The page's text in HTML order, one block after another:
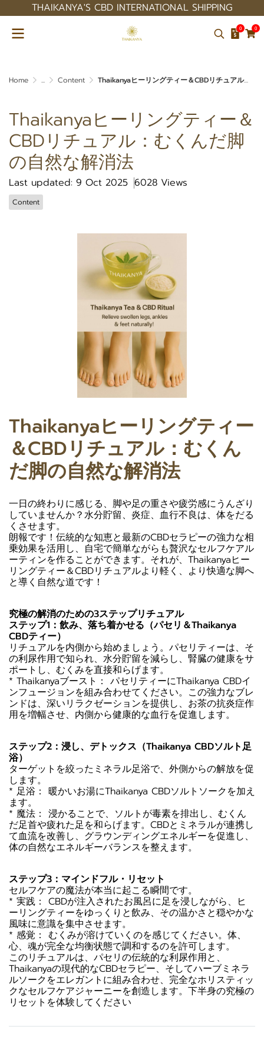
THAIKANYA'S CBD INTERNATIONAL SHIPPING
0 0
Home ... Content Thaikanyaヒーリングティー＆CBDリチュアル：むくんだ脚の自然な解消法
Thaikanyaヒーリングティー＆
CBDリチュアル：むくんだ脚
の自然な解消法
Last updated: 9 Oct 2025 6028 Views
Content
Thaikanyaヒーリングティー
＆CBDリチュアル：むくん
だ脚の自然な解消法
一日の終わりに感じる、脚や足の重さや疲労感にうんざり
していませんか？水分貯留、炎症、血行不良は、体をだる
くさせます。
朗報です！伝統的な知恵と最新のCBDセラピーの強力な相
乗効果を活用し、自宅で簡単ながらも贅沢なセルフケアル
ーティンを作ることができます。それが、Thaikanyaヒー
リングティー＆CBDリチュアルより軽く、より快適な脚へ
と導く自然な道です！
究極の解消のための3ステップリチュアル
ステップ1：飲み、落ち着かせる（パセリ＆Thaikanya
CBDティー）
リチュアルを内側から始めましょう。パセリティーは、そ
の利尿作用で知られ、水分貯留を減らし、腎臓の健康をサ
ポートし、むくみを直接和らげます。
* Thaikanyaブースト： パセリティーにThaikanya CBDイ
ンフュージョンを組み合わせてください。この強力なブレ
ンドは、深いリラクゼーションを提供し、お茶の抗炎症作
用を増幅させ、内側から健康的な血行を促進します。
ステップ2：浸し、デトックス（Thaikanya CBDソルト足
浴）
ターゲットを絞ったミネラル足浴で、外側からの解放を促
します。
* 足浴： 暖かいお湯にThaikanya CBDソルトソークを加え
ます。
* 魔法： 浸かることで、ソルトが毒素を排出し、むくん
だ足首や疲れた足を和らげます。CBDとミネラルが連携し
て血流を改善し、グラウンディングエネルギーを促進し、
体の自然なエネルギーバランスを整えます。
ステップ3：マインドフル・リセット
セルフケアの魔法が本当に起こる瞬間です。
* 実践： CBDが注入されたお風呂に足を浸しながら、ヒ
ーリングティーをゆっくりと飲み、その温かさと穏やかな
風味に意識を集中させます。
* 感覚： むくみが溶けていくのを感じてください。体、
心、魂が完全な均衡状態で調和するのを許可します。
このリチュアルは、パセリの伝統的な利尿作用と、
Thaikanyaの現代的なCBDセラピー、そしてハーブミネラ
ルソークをエレガントに組み合わせ、完全なホリスティッ
クなセルフケアジャーニーを創造します。下半身の究極の
リセットを体験してください